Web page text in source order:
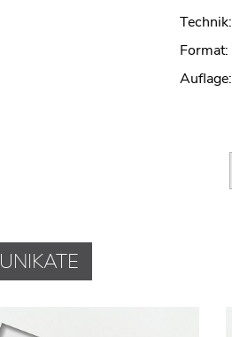
Technik:
Format:
Auflage: